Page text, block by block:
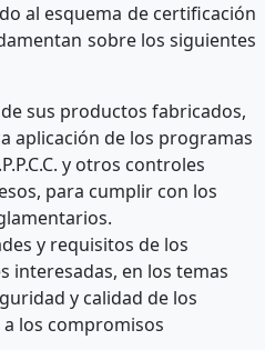
al esquema de certificación
sobre los siguientes
sus productos fabricados,
aplicación de los programas
y otros controles
para cumplir con los
y requisitos de los
interesadas, en los temas
y calidad de los
los compromisos